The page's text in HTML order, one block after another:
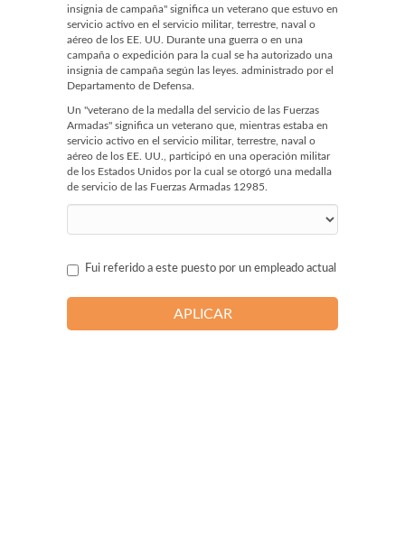
insignia de campaña" significa un veterano que estuvo en
servicio activo en el servicio militar, terrestre, naval o
aéreo de los EE. UU. Durante una guerra o en una
campaña o expedición para la cual se ha autorizado una
insignia de campaña según las leyes. administrado por el
Departamento de Defensa.
Un "veterano de la medalla del servicio de las Fuerzas
Armadas" significa un veterano que, mientras estaba en
servicio activo en el servicio militar, terrestre, naval o
aéreo de los EE. UU., participó en una operación militar
de los Estados Unidos por la cual se otorgó una medalla
de servicio de las Fuerzas Armadas 12985.
Fui referido a este puesto por un empleado actual